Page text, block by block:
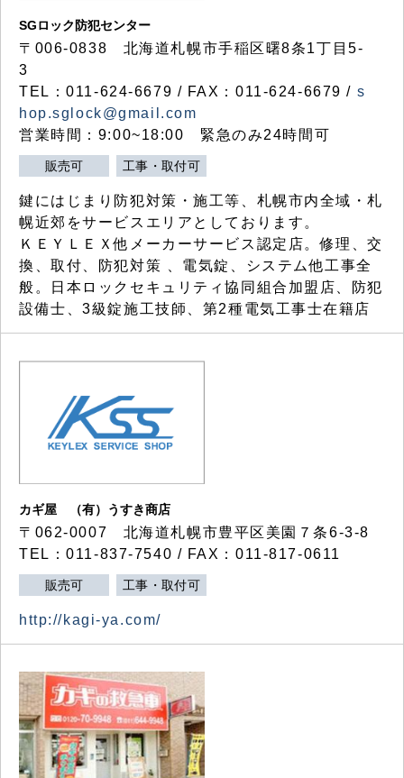
SGロック防犯センター
〒006-0838 北海道札幌市手稲区曙8条1丁目5-
3
TEL：011-624-6679 / FAX：011-624-6679 / s
hop.sglock@gmail.com
営業時間：9:00~18:00 緊急のみ24時間可
販売可 工事・取付可
鍵にはじまり防犯対策・施工等、札幌市内全域・札
幌近郊をサービスエリアとしております。
ＫＥＹＬＥＸ他メーカーサービス認定店。修理、交
換、取付、防犯対策 、電気錠、システム他工事全
般。日本ロックセキュリティ協同組合加盟店、防犯
設備士、3級錠施工技師、第2種電気工事士在籍店
カギ屋 （有）うすき商店
〒062-0007 北海道札幌市豊平区美園７条6-3-8
TEL：011-837-7540 / FAX：011-817-0611
販売可 工事・取付可
http://kagi-ya.com/